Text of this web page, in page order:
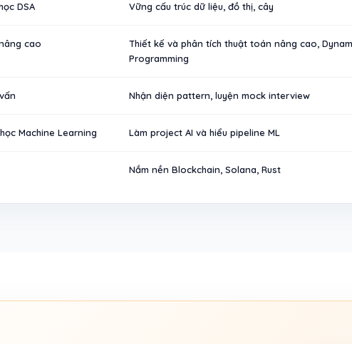
DSA Vững cấu trúc dữ liệu, đồ thị, cây
cao
Thiết kế và phân tích thuật toán nâng cao,
Programming
Nhận diện pattern, luyện mock interview
Machine Learning Làm project AI và hiểu pipeline ML
Nắm nền Blockchain, Solana, Rust